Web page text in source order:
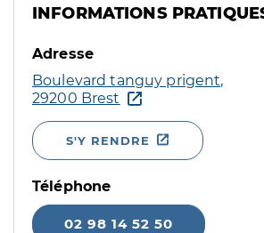
INFORMATIONS
Adresse
Boulevard tanguy prigent,
29200 Brest
S'Y RENDRE
Téléphone
02 98 14 52 50